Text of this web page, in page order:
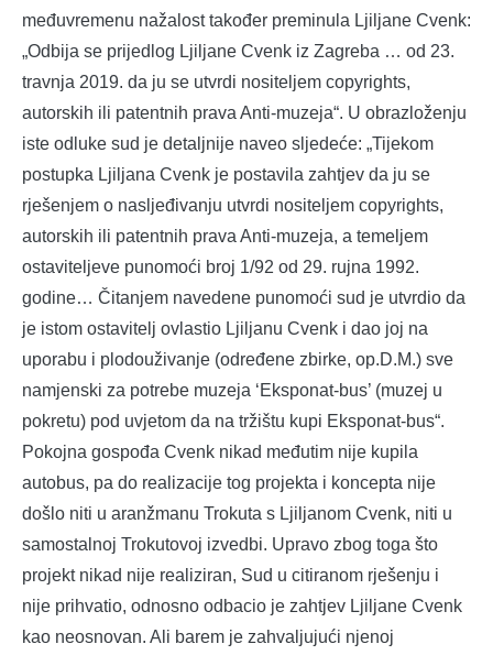
međuvremenu nažalost također preminula Ljiljane Cvenk:
„Odbija se prijedlog Ljiljane Cvenk iz Zagreba … od 23.
travnja 2019. da ju se utvrdi nositeljem copyrights,
autorskih ili patentnih prava Anti-muzeja“. U obrazloženju
iste odluke sud je detaljnije naveo sljedeće: „Tijekom
postupka Ljiljana Cvenk je postavila zahtjev da ju se
rješenjem o nasljeđivanju utvrdi nositeljem copyrights,
autorskih ili patentnih prava Anti-muzeja, a temeljem
ostaviteljeve punomoći broj 1/92 od 29. rujna 1992.
godine… Čitanjem navedene punomoći sud je utvrdio da
je istom ostavitelj ovlastio Ljiljanu Cvenk i dao joj na
uporabu i plodouživanje (određene zbirke, op.D.M.) sve
namjenski za potrebe muzeja ‘Eksponat-bus’ (muzej u
pokretu) pod uvjetom da na tržištu kupi Eksponat-bus“.
Pokojna gospođa Cvenk nikad međutim nije kupila
autobus, pa do realizacije tog projekta i koncepta nije
došlo niti u aranžmanu Trokuta s Ljiljanom Cvenk, niti u
samostalnoj Trokutovoj izvedbi. Upravo zbog toga što
projekt nikad nije realiziran, Sud u citiranom rješenju i
nije prihvatio, odnosno odbacio je zahtjev Ljiljane Cvenk
kao neosnovan. Ali barem je zahvaljujući njenoj